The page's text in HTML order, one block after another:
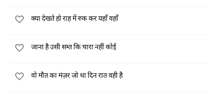
क्या देखते हो राह में रुक कर यहाँ वहाँ
जाना है उसी सम्त कि चारा नहीं कोई
वो मौत का मंज़र जो था दिन रात वही है